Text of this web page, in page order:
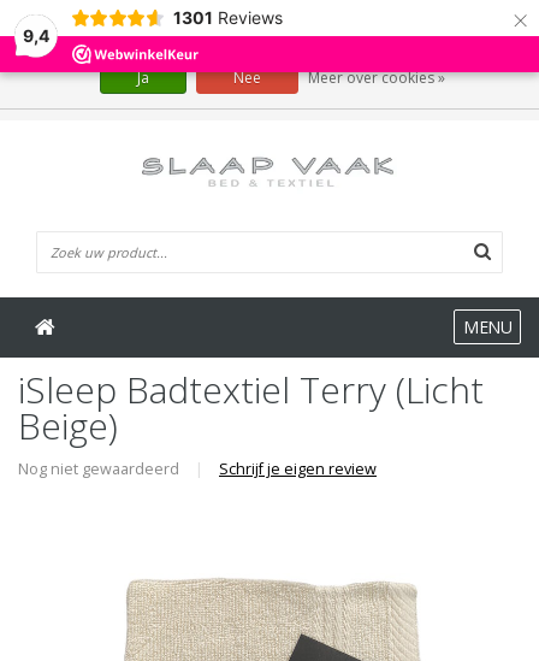
9,4
1301 Reviews ×
MENU
iSleep Badtextiel Terry (Licht
Beige)
Nog niet gewaardeerd | Schrijf je eigen review
Wij slaan cookies op om onze website te verbeteren. Is dat akkoord?
Ja Nee Meer over cookies »